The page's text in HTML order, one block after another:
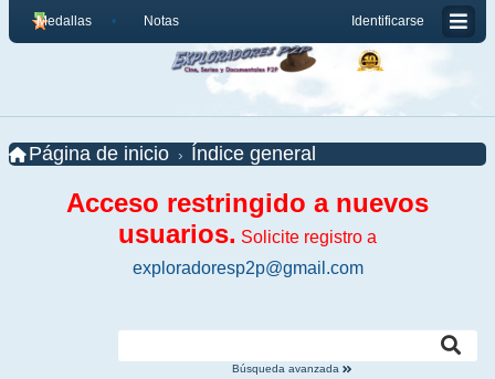
Identificarse
Medallas Notas
Página de inicio Índice general
Acceso restringido a nuevos
usuarios. Solicite registro a
exploradoresp2p@gmail.com
Búsqueda avanzada